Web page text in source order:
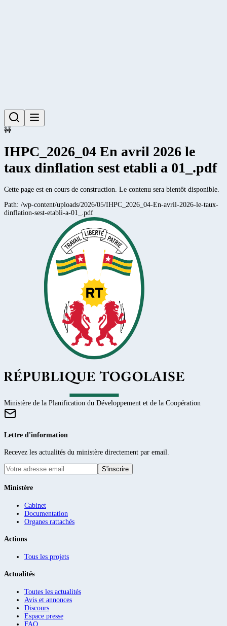
🚧
IHPC_2026_04 En avril 2026 le
taux dinflation sest etabli a 01_.pdf
Cette page est en cours de construction. Le contenu sera bientôt disponible.
Path: /wp-content/uploads/2026/05/IHPC_2026_04-En-avril-2026-le-taux-
dinflation-sest-etabli-a-01_.pdf
Ministère de la Planification du Développement et de la Coopération
Lettre d'information
Recevez les actualités du ministère directement par email.
S'inscrire
Ministère
Cabinet
Documentation
Organes rattachés
Actions
Tous les projets
Actualités
Toutes les actualités
Avis et annonces
Discours
Espace presse
FAQ